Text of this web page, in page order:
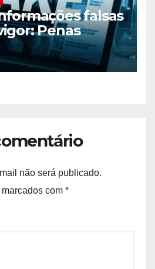
falsas
Penas
aos 10 anos
não será publicado.
com *